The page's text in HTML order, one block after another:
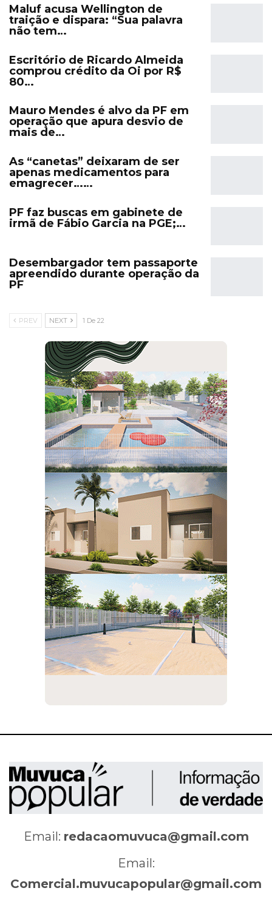
Maluf acusa Wellington de
traição e dispara: “Sua palavra
não tem…
Escritório de Ricardo Almeida
comprou crédito da Oi por R$
80…
Mauro Mendes é alvo da PF em
operação que apura desvio de
mais de…
As “canetas” deixaram de ser
apenas medicamentos para
emagrecer……
PF faz buscas em gabinete de
irmã de Fábio Garcia na PGE;…
Desembargador tem passaporte
apreendido durante operação da
PF
PREV NEXT 1 De 22
Email: redacaomuvuca@gmail.com
Email:
Comercial.muvucapopular@gmail.com